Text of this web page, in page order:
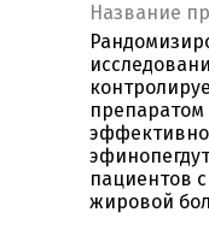
Название
пациентов
жировой